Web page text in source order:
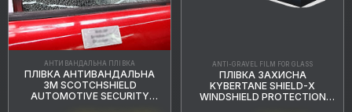
АНТИВАНДАЛЬНА ПЛІВКА
ПЛІВКА АНТИВАНДАЛЬНА
3М SCOTCHSHIELD
AUTOMOTIVE SECURITY
ANTI-GRAVEL FILM FOR GLASS
ПЛІВКА ЗАХИСНА
KYBERTANE SHIELD-X
WINDSHIELD PROTECTION